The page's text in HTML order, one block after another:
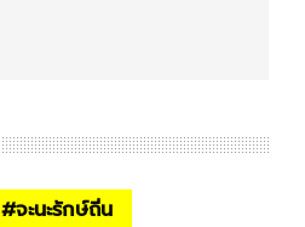
#จะนะรักษ์ถิ่น